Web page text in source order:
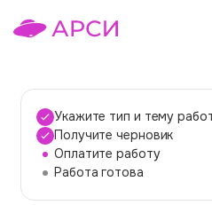
Темы работ
О сервисе
Укажите тип и тему
Получите черновик
Оплатите работу
Работа готова